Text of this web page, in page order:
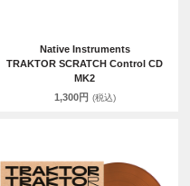
Native Instruments
TRAKTOR SCRATCH Control CD
MK2
1,300円 (税込)